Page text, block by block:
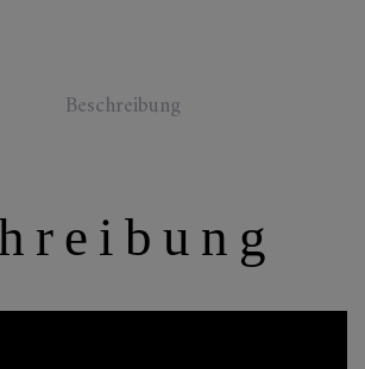
Beschreibung